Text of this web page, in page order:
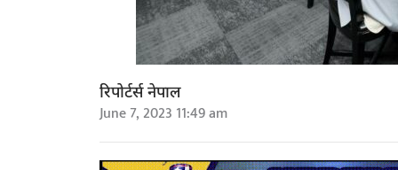
रिपोर्टर्स नेपाल
June 7, 2023 11:49 am